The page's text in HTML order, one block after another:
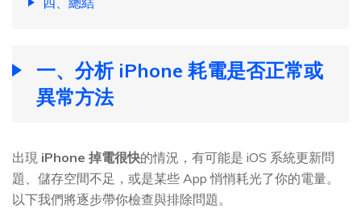
一、分析 iPhone 耗電是否正常或
異常方法
出現 iPhone 掉電很快的情況，有可能是 iOS 系統更新問
題、儲存空間不足，或是某些 App 悄悄耗光了你的電量。
以下我們將逐步帶你檢查與排除問題。